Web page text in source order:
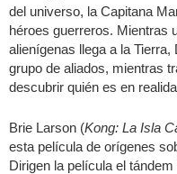
del universo, la Capitana
héroes guerreros. Mientras
alienígenas llega a la
grupo de aliados, mientras
descubrir quién es en
Brie Larson (Kong: La Isla
esta película de orígenes
Dirigen la película el